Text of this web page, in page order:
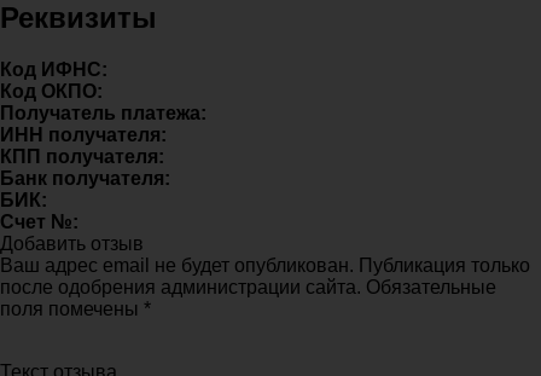
Реквизиты
Код ИФНС:
Код ОКПО:
Получатель платежа:
ИНН получателя:
КПП получателя:
Банк получателя:
БИК:
Счет №:
Добавить отзыв
Ваш адрес email не будет опубликован. Публикация только
после одобрения администрации сайта. Обязательные
поля помечены *